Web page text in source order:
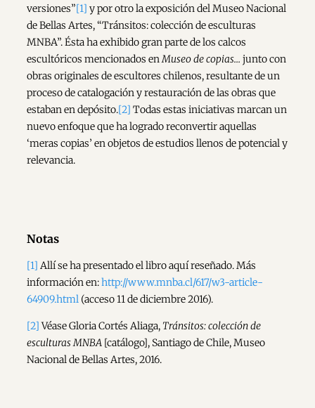
versiones”[1] y por otro la exposición del Museo Nacional
de Bellas Artes, “Tránsitos: colección de esculturas
MNBA”. Ésta ha exhibido gran parte de los calcos
escultóricos mencionados enMuseo de copias… junto con
obras originales de escultores chilenos, resultante de un
proceso de catalogación y restauración de las obras que
estaban en depósito.[2] Todas estas iniciativas marcan un
nuevo enfoque que ha logrado reconvertir aquellas
‘meras copias’ en objetos de estudios llenos de potencial y
relevancia.
Notas
[1] Allí se ha presentado el libro aquí reseñado. Más
información en:http://www.mnba.cl/617/w3-article-
64909.html (acceso 11 de diciembre 2016).
[2]Véase Gloria Cortés Aliaga, Tránsitos: colección de
esculturas MNBA [catálogo], Santiago de Chile, Museo
Nacional de Bellas Artes, 2016.